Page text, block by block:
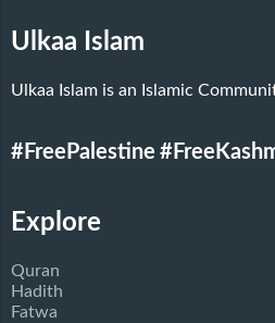
Ulkaa Islam
Ulkaa Islam is an Islamic
#FreePalestine
Explore
Quran
Hadith
Fatwa